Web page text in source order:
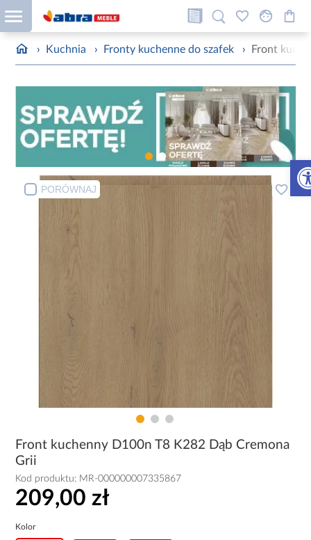
› Kuchnia › Fronty kuchenne do szafek › Front
PORÓWNAJ
Front kuchenny D100n T8 K282 Dąb Cremona
Grii
Kod produktu: MR-000000007335867
209,00 zł
Kolor